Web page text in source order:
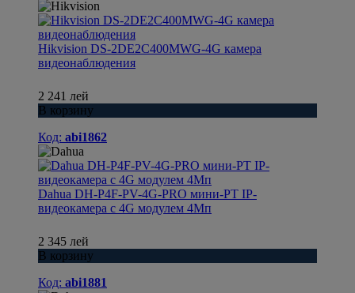
Hikvision DS-2DE2C400MWG-4G камера
видеонаблюдения
2 241 лей
В корзину
Код: abi1862
Dahua DH-P4F-PV-4G-PRO мини-PT IP-
видеокамера с 4G модулем 4Мп
2 345 лей
В корзину
Код: abi1881